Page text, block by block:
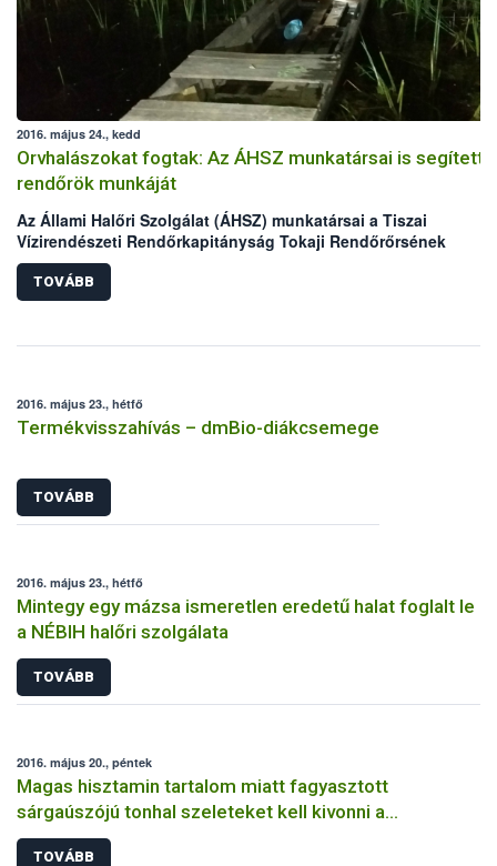
2016. május 24., kedd
Orvhalászokat fogtak: Az ÁHSZ munkatársai is
rendőrök munkáját
Az Állami Halőri Szolgálat (ÁHSZ) munkatársai a Tiszai
Vízirendészeti Rendőrkapitányság Tokaji Rendőrőrsének
kollégáival két nap alatt két orvhalász csapatra csaptak le a
Malom-Tisza holtágban.
TOVÁBB
2016. május 23., hétfő
Termékvisszahívás – dmBio-diákcsemege
TOVÁBB
2016. május 23., hétfő
Mintegy egy mázsa ismeretlen eredetű halat foglalt le
a NÉBIH halőri szolgálata
TOVÁBB
2016. május 20., péntek
Magas hisztamin tartalom miatt fagyasztott
sárgaúszójú tonhal szeleteket kell kivonni a
forgalomból
TOVÁBB